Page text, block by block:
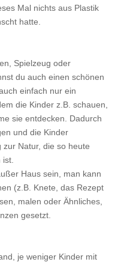
Mal nichts aus Plastik
hatte.
Spielzeug oder
du auch einen schönen
einfach nur ein
die Kinder z.B. schauen,
sie entdecken. Dadurch
und die Kinder
zur Natur, die so heute
ist.
Haus sein, man kann
(z.B. Knete, das Rezept
malen oder Ähnliches,
gesetzt.
je weniger Kinder mit